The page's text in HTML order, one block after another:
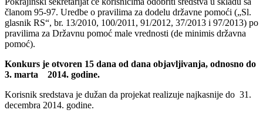
članom 95-97. Uredbe o pravilima za dodelu državne pomoći („Sl.
glasnik RS“, br. 13/2010, 100/2011, 91/2012, 37/2013 i 97/2013) po
pravilima za Državnu pomoć male vrednosti (de minimis državna
pomoć).
Konkurs je otvoren 15 dana od dana objavljivanja, odnosno do
3. marta 2014. godine.
Korisnik sredstava je dužan da projekat realizuje najkasnije do 31.
decembra 2014. godine.